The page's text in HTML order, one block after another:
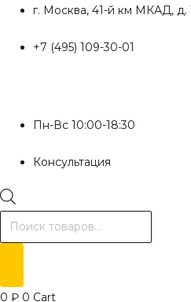
Перейти
содержимому
г. Москва, 41-й км МКАД, д.
+7 (495) 109-30-01
Пн-Вс 10:00-18:30
Консультация
Поиск
товаров
0 ₽ 0 Cart